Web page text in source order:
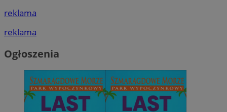
reklama
reklama
Ogłoszenia